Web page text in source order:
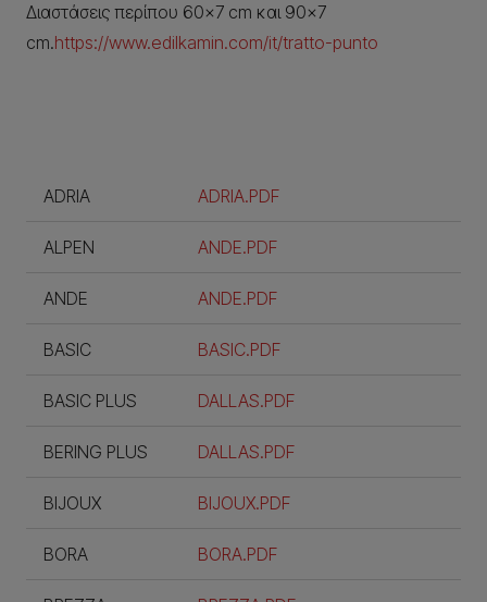
Διαστάσεις περίπου 60×7 cm και 90×7
cm.https://www.edilkamin.com/it/tratto-punto
ADRIA ADRIA.PDF
ALPEN ANDE.PDF
ANDE ANDE.PDF
BASIC BASIC.PDF
BASIC PLUS DALLAS.PDF
BERING PLUS DALLAS.PDF
BIJOUX BIJOUX.PDF
BORA BORA.PDF